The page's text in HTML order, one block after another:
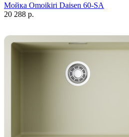
Мойка Omoikiri Daisen 60-SA
20 288 р.